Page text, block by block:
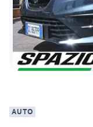
AUTO